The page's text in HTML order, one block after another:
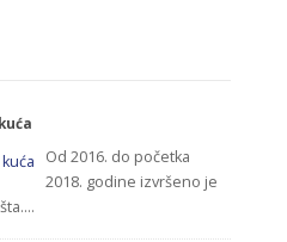
Od 2016. do početka
2018. godine izvršeno je